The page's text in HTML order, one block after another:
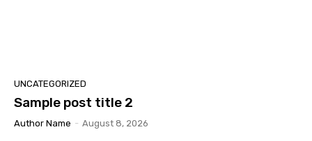
UNCATEGORIZED
Sample post title 2
Author Name - August 8, 2026